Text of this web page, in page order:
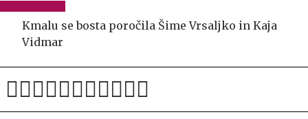
Kmalu se bosta poročila Šime Vrsaljko in Kaja
Vidmar